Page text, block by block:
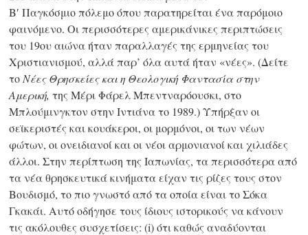
Β′ Παγκόσμιοπόλεμο όπου παρατηρείται ένα παρόμοιο
φαινόμενο. Οι περισσότερες αμερικάνικες περιπτώσεις
του 19ου αιώνα ήταν παραλλαγές της ερμηνείας του
Χριστιανισμού, αλλά παρ’ όλα αυτά ήταν «νέες». (Δείτε
το Νέες Θρησκείες και η Θεολογική Φαντασία στην
Αμερική, της Μέρι Φάρελ Μπεντναρόουσκι, στο
Μπλούμινγκτον στην Ιντιάνα το 1989.) Υπήρξαν οι
σεϊκεριστές και κουάκεροι, οι μορμόνοι, οι των νέων
φώτων, οι ονειδιανοί και οι νέοι αρμονιανοί και χιλιάδες
άλλοι. Στην περίπτωση της Ιαπωνίας, τα περισσότερα από
τα νέα θρησκευτικά κινήματα είχαν τις ρίζες τους στον
Βουδισμό, το πιο γνωστό από τα οποία είναι το Σόκα
Γκακάι. Αυτό οδήγησε τους ίδιους ιστορικούς να κάνουν
τις ακόλουθες συσχετίσεις: (i) ότι καθώς αναδύονται